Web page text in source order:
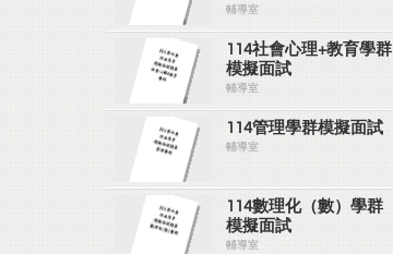
輔導室
114社會心理+教育學群
模擬面試
輔導室
114管理學群模擬面試
輔導室
114數理化（數）學群
模擬面試
輔導室